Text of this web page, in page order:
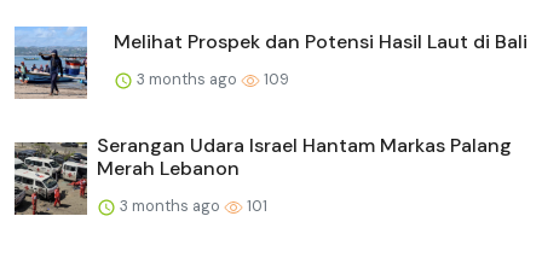
Melihat Prospek dan Potensi Hasil Laut di Bali
3 months ago 109
Serangan Udara Israel Hantam Markas Palang
Merah Lebanon
3 months ago 101